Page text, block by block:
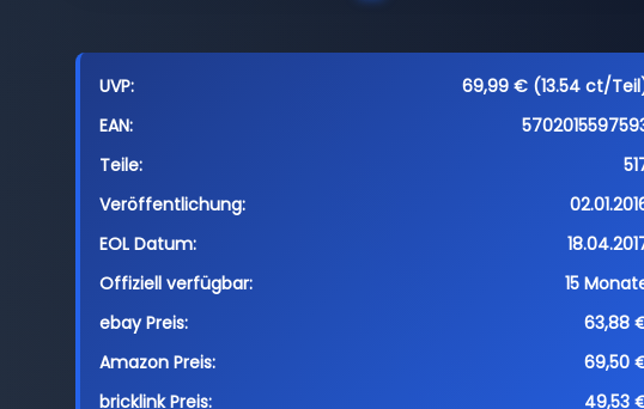
UVP:
69,99 € (13.54 ct/
EAN:
Teile:
Veröffentlichung:
EOL Datum:
Offiziell verfügbar:
15
ebay Preis:
63,88
Amazon Preis:
69,50
bricklink Preis:
49,53